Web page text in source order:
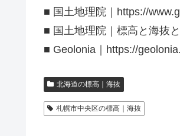
■ 国土地理院｜https://
■ 国土地理院｜標高と海抜
■ Geolonia｜https://
北海道の標高｜海抜
札幌市中央区の標高｜海抜